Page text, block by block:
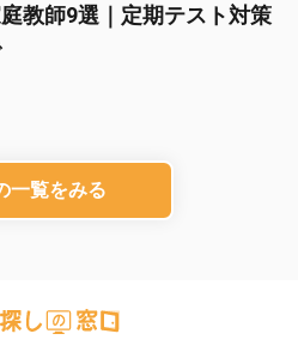
教師9選｜定期テスト対策
一覧をみる